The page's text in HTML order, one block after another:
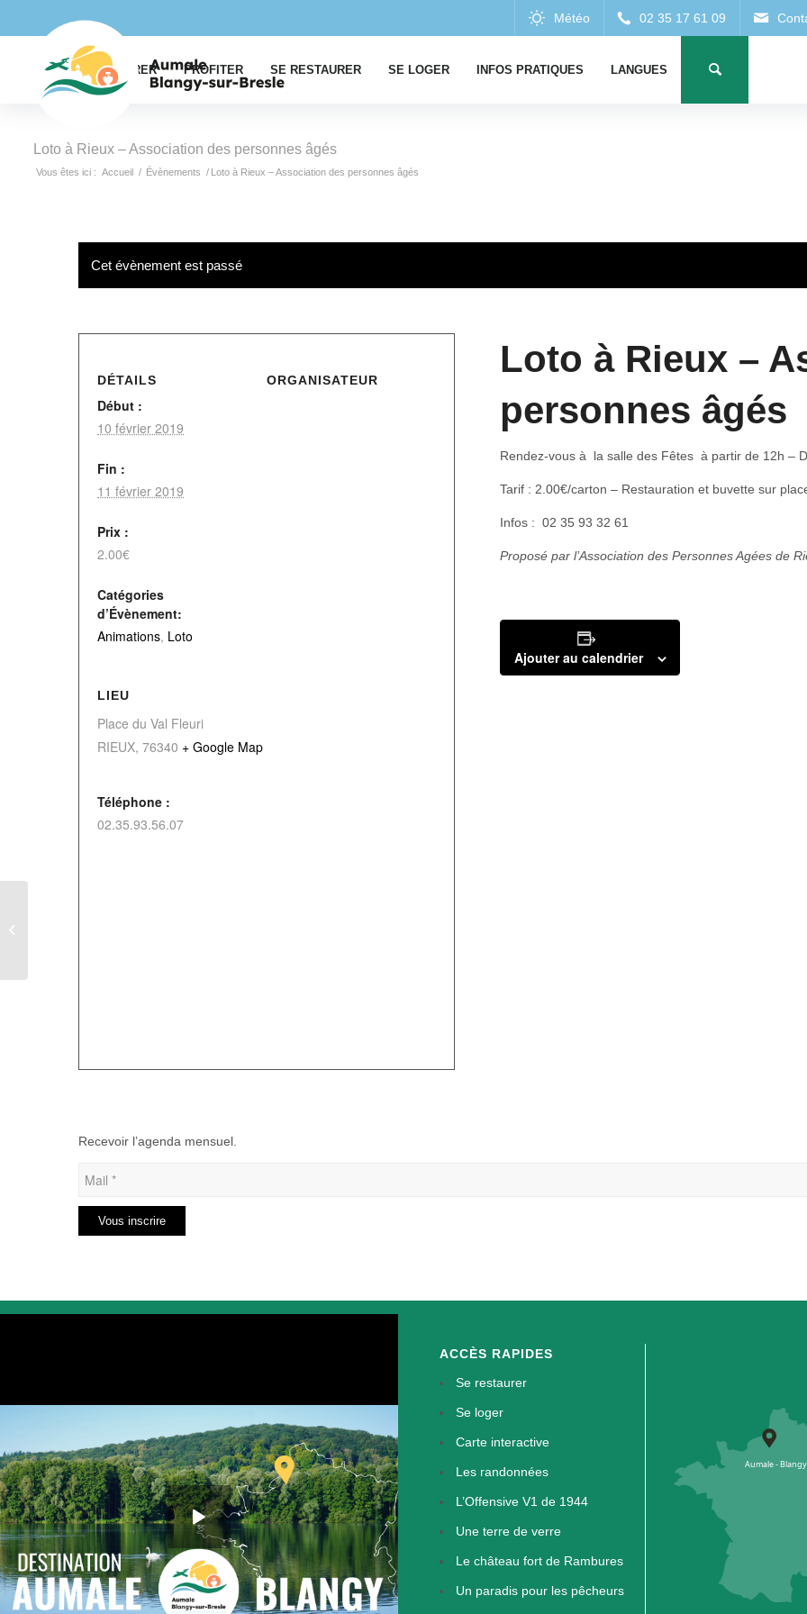
EXPLORER PROFITER SE RESTAURER SE LOGER INFOS PRATIQUES LANGUES
Loto à Rieux – Association des personnes âgés
Vous êtes ici : Accueil / Évènements / Loto à Rieux – Association des personnes âgés
Cet évènement est passé
Loto à Rieux –
personnes âgés
Rendez-vous à la salle des Fêtes à partir de 12h –
Tarif : 2.00€/carton – Restauration et buvette sur
Infos : 02 35 93 32 61
Proposé par l’Association des Personnes Agées de
Ajouter au calendrier
DÉTAILS
Début :
10 février 2019
Fin :
11 février 2019
Prix :
2.00€
Catégories
d’Évènement:
Animations, Loto
ORGANISATEUR
LIEU
Place du Val Fleuri
RIEUX, 76340 + Google Map
Téléphone :
02.35.93.56.07
Recevoir l’agenda mensuel.
ACCÈS RAPIDES
Se restaurer
Se loger
Carte interactive
Les randonnées
L’Offensive V1 de 1944
Une terre de verre
Le château fort de Rambures
Un paradis pour les pêcheurs